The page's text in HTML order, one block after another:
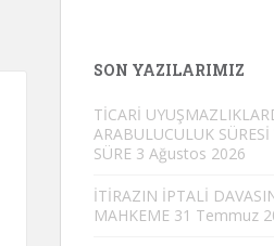
SON YAZILARIMIZ
TİCARİ
ARABULUCULUK
SÜRE 3 Ağustos 2026
İTİRAZIN İPTALİ
MAHKEME 31 Temmuz